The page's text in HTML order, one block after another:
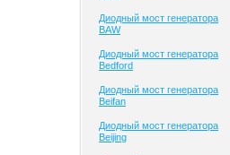
Диодный мост генератора
BAW
Диодный мост генератора
Bedford
Диодный мост генератора
Beifan
Диодный мост генератора
Beijing